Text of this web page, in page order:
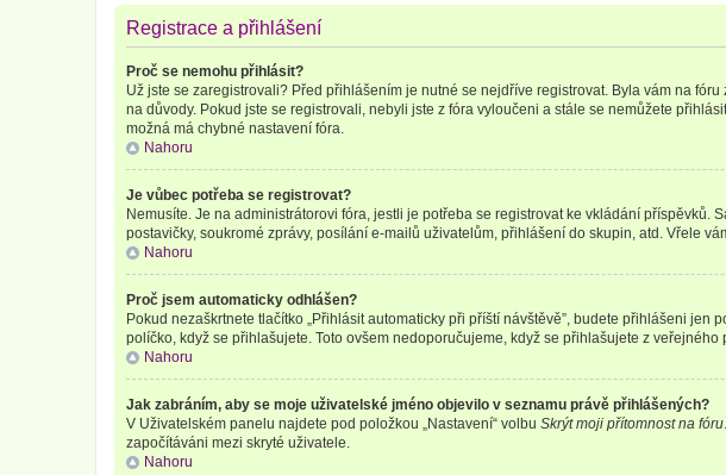
Registrace a přihlášení
Proč se nemohu přihlásit?
Už jste se zaregistrovali? Před přihlášením je nutné se nejdříve registrovat. Byla vám na
na důvody. Pokud jste se registrovali, nebyli jste z fóra vyloučeni a stále se nemůžete
možná má chybné nastavení fóra.
Nahoru
Je vůbec potřeba se registrovat?
Nemusíte. Je na administrátorovi fóra, jestli je potřeba se registrovat ke vkládání příspěvků.
postavičky, soukromé zprávy, posílání e-mailů uživatelům, přihlášení do skupin, atd. Vřele
Nahoru
Proč jsem automaticky odhlášen?
Pokud nezaškrtnete tlačítko „Přihlásit automaticky při příští návštěvě”, budete přihlášeni
políčko, když se přihlašujete. Toto ovšem nedoporučujeme, když se přihlašujete z
Nahoru
Jak zabráním, aby se moje uživatelské jméno objevilo v seznamu právě přihlášených?
V Uživatelském panelu najdete pod položkou „Nastavení“ volbu Skrýt moji přítomnost na fóru
započítáváni mezi skryté uživatele.
Nahoru